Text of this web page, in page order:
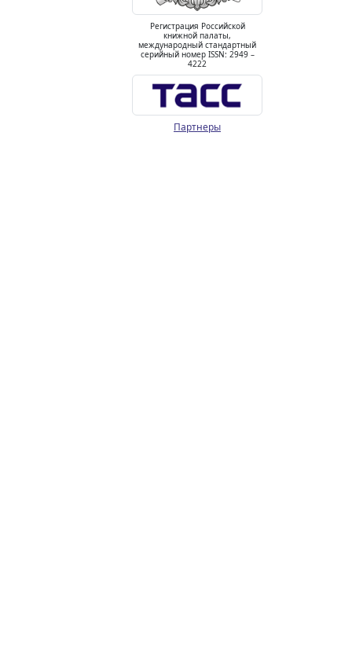
Регистрация Российской
книжной палаты,
международный стандартный
серийный номер ISSN: 2949 –
4222
Партнеры